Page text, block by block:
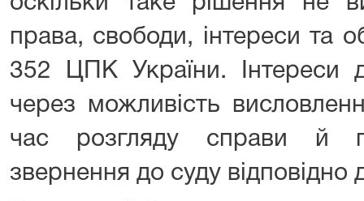
права, свободи, інтереси та
352 ЦПК України. Інтереси
через можливість
час розгляду справи й
звернення до суду відповідно